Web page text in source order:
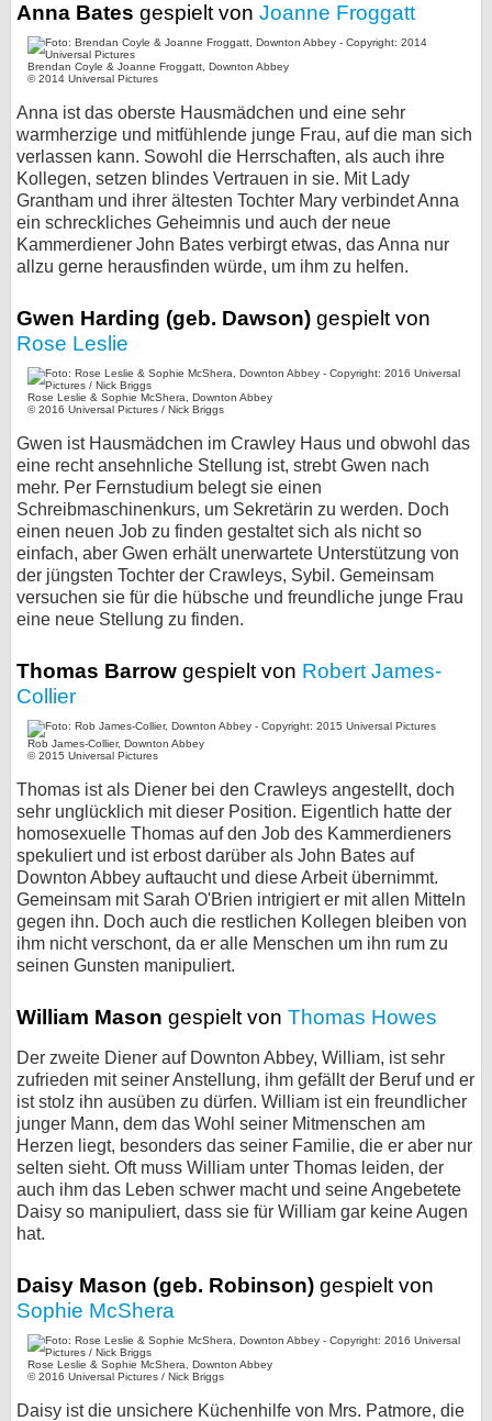
Anna Bates gespielt von Joanne Froggatt
Brendan Coyle & Joanne Froggatt, Downton Abbey
© 2014 Universal Pictures
Anna ist das oberste Hausmädchen und eine sehr
warmherzige und mitfühlende junge Frau, auf die man sich
verlassen kann. Sowohl die Herrschaften, als auch ihre
Kollegen, setzen blindes Vertrauen in sie. Mit Lady
Grantham und ihrer ältesten Tochter Mary verbindet Anna
ein schreckliches Geheimnis und auch der neue
Kammerdiener John Bates verbirgt etwas, das Anna nur
allzu gerne herausfinden würde, um ihm zu helfen.
Gwen Harding (geb. Dawson) gespielt von
Rose Leslie
Rose Leslie & Sophie McShera, Downton Abbey
© 2016 Universal Pictures / Nick Briggs
Gwen ist Hausmädchen im Crawley Haus und obwohl das
eine recht ansehnliche Stellung ist, strebt Gwen nach
mehr. Per Fernstudium belegt sie einen
Schreibmaschinenkurs, um Sekretärin zu werden. Doch
einen neuen Job zu finden gestaltet sich als nicht so
einfach, aber Gwen erhält unerwartete Unterstützung von
der jüngsten Tochter der Crawleys, Sybil. Gemeinsam
versuchen sie für die hübsche und freundliche junge Frau
eine neue Stellung zu finden.
Thomas Barrow gespielt von Robert James-
Collier
Rob James-Collier, Downton Abbey
© 2015 Universal Pictures
Thomas ist als Diener bei den Crawleys angestellt, doch
sehr unglücklich mit dieser Position. Eigentlich hatte der
homosexuelle Thomas auf den Job des Kammerdieners
spekuliert und ist erbost darüber als John Bates auf
Downton Abbey auftaucht und diese Arbeit übernimmt.
Gemeinsam mit Sarah O'Brien intrigiert er mit allen Mitteln
gegen ihn. Doch auch die restlichen Kollegen bleiben von
ihm nicht verschont, da er alle Menschen um ihn rum zu
seinen Gunsten manipuliert.
William Mason gespielt von Thomas Howes
Der zweite Diener auf Downton Abbey, William, ist sehr
zufrieden mit seiner Anstellung, ihm gefällt der Beruf und er
ist stolz ihn ausüben zu dürfen. William ist ein freundlicher
junger Mann, dem das Wohl seiner Mitmenschen am
Herzen liegt, besonders das seiner Familie, die er aber nur
selten sieht. Oft muss William unter Thomas leiden, der
auch ihm das Leben schwer macht und seine Angebetete
Daisy so manipuliert, dass sie für William gar keine Augen
hat.
Daisy Mason (geb. Robinson) gespielt von
Sophie McShera
Rose Leslie & Sophie McShera, Downton Abbey
© 2016 Universal Pictures / Nick Briggs
Daisy ist die unsichere Küchenhilfe von Mrs. Patmore, die